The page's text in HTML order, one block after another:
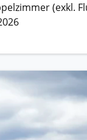
(exkl.